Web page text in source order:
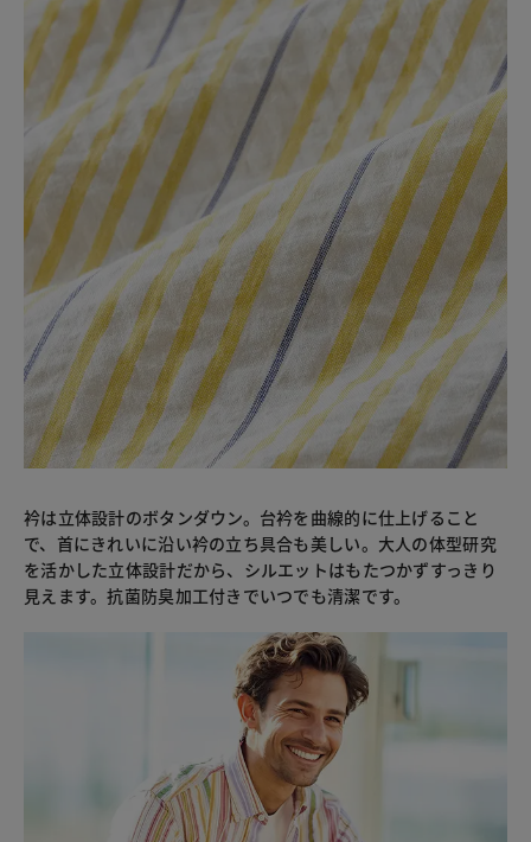
衿は立体設計のボタンダウン。台衿を曲線的に仕上げること
で、首にきれいに沿い衿の立ち具合も美しい。大人の体型研究
を活かした立体設計だから、シルエットはもたつかずすっきり
見えます。抗菌防臭加工付きでいつでも清潔です。